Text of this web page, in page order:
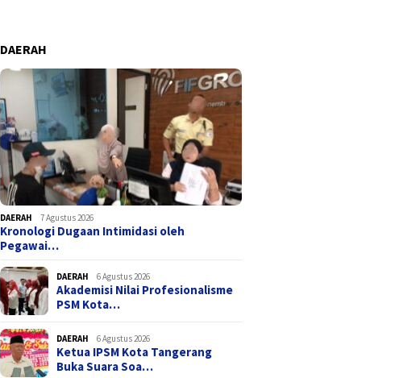
DAERAH
DAERAH 7 Agustus 2026
Kronologi Dugaan Intimidasi oleh
Pegawai…
DAERAH 6 Agustus 2026
Akademisi Nilai Profesionalisme
PSM Kota…
DAERAH 6 Agustus 2026
Ketua IPSM Kota Tangerang
Buka Suara Soa…